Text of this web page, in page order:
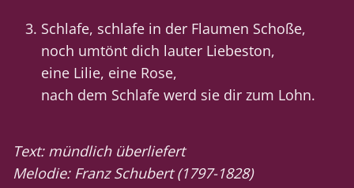
Schlafe, schlafe in der Flaumen Schoße,
noch umtönt dich lauter Liebeston,
eine Lilie, eine Rose,
nach dem Schlafe werd sie dir zum Lohn.
Text: mündlich überliefert
Melodie: Franz Schubert (1797-1828)